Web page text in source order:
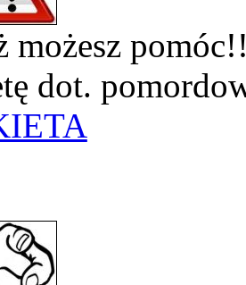
możesz pomóc!!
dot.